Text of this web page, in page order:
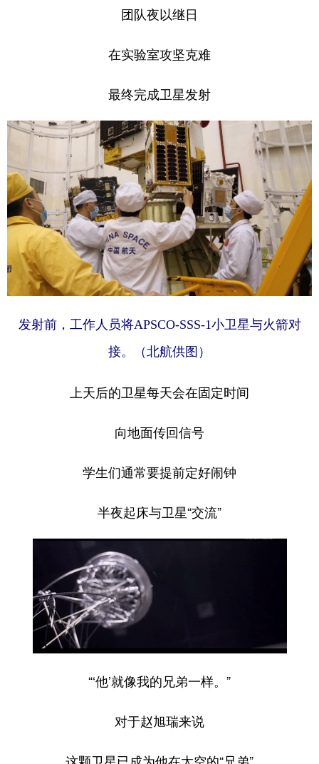
团队夜以继日
在实验室攻坚克难
最终完成卫星发射
发射前，工作人员将APSCO-SSS-1小卫星与火箭对
接。（北航供图）
上天后的卫星每天会在固定时间
向地面传回信号
学生们通常要提前定好闹钟
半夜起床与卫星“交流”
“‘他’就像我的兄弟一样。”
对于赵旭瑞来说